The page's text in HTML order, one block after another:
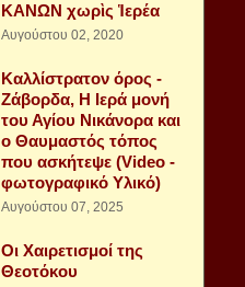
ΚΑΝΩΝ χωρὶς Ἱερέα
Αυγούστου 02, 2020
Καλλίστρατον όρος -
Ζάβορδα, Η Ιερά μονή
του Αγίου Νικάνορα και
ο Θαυμαστός τόπος
που ασκήτεψε (Video -
φωτογραφικό Υλικό)
Αυγούστου 07, 2025
Οι Χαιρετισμοί της
Θεοτόκου